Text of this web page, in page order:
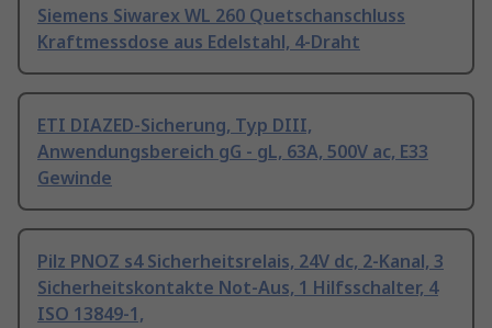
Siemens Siwarex WL 260 Quetschanschluss
Kraftmessdose aus Edelstahl, 4-Draht
ETI DIAZED-Sicherung, Typ DIII,
Anwendungsbereich gG - gL, 63A, 500V ac, E33
Gewinde
Pilz PNOZ s4 Sicherheitsrelais, 24V dc, 2-Kanal, 3
Sicherheitskontakte Not-Aus, 1 Hilfsschalter, 4
ISO 13849-1,